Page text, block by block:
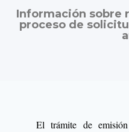
Información sobre
proceso de
El trámite de